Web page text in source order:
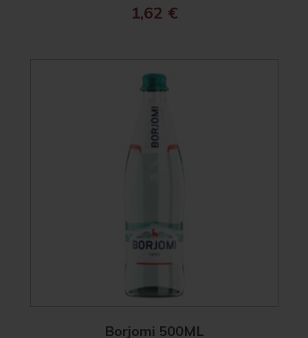
1,62 €
Borjomi 500ML